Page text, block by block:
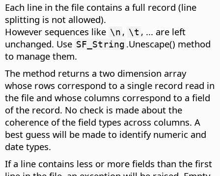
Each line in the file contains a full record (line
splitting is not allowed).
However sequences like \n , \t , ... are left
unchanged. Use SF_String .Unescape() method
to manage them.
The method returns a two dimension array
whose rows correspond to a single record read in
the file and whose columns correspond to a field
of the record. No check is made about the
coherence of the field types across columns. A
best guess will be made to identify numeric and
date types.
If a line contains less or more fields than the first